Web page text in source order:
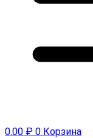
0.00 ₽ 0 Корзина